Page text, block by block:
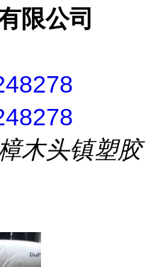
限公司
木头镇塑胶